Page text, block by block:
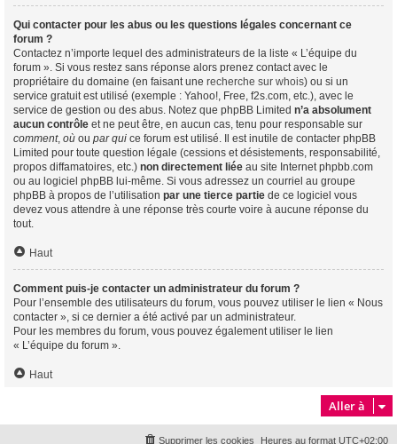
Qui contacter pour les abus ou les questions légales concernant ce
forum ?
Contactez n’importe lequel des administrateurs de la liste « L’équipe du
forum ». Si vous restez sans réponse alors prenez contact avec le
propriétaire du domaine (en faisant une recherche sur whois) ou si un
service gratuit est utilisé (exemple : Yahoo!, Free, f2s.com, etc.), avec le
service de gestion ou des abus. Notez que phpBB Limited n’a absolument
aucun contrôle et ne peut être, en aucun cas, tenu pour responsable sur
comment, où ou par qui ce forum est utilisé. Il est inutile de contacter phpBB
Limited pour toute question légale (cessions et désistements, responsabilité,
propos diffamatoires, etc.) non directement liée au site Internet phpbb.com
ou au logiciel phpBB lui-même. Si vous adressez un courriel au groupe
phpBB à propos de l’utilisation par une tierce partie de ce logiciel vous
devez vous attendre à une réponse très courte voire à aucune réponse du
tout.
Haut
Comment puis-je contacter un administrateur du forum ?
Pour l’ensemble des utilisateurs du forum, vous pouvez utiliser le lien « Nous
contacter », si ce dernier a été activé par un administrateur.
Pour les membres du forum, vous pouvez également utiliser le lien
« L’équipe du forum ».
Haut
Aller à
Heures au format UTC+02:00
Supprimer les cookies